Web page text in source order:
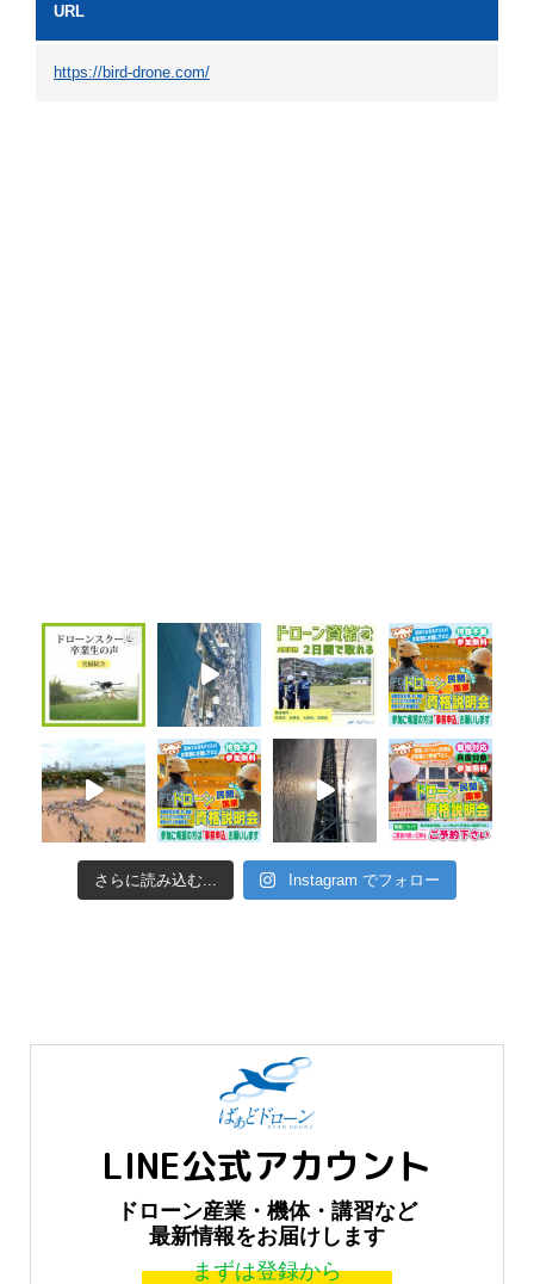
URL
https://bird-drone.com/
さらに読み込む... Instagram でフォロー
LINE公式アカウント
ドローン産業・機体・講習など
最新情報をお届けします
まずは登録から